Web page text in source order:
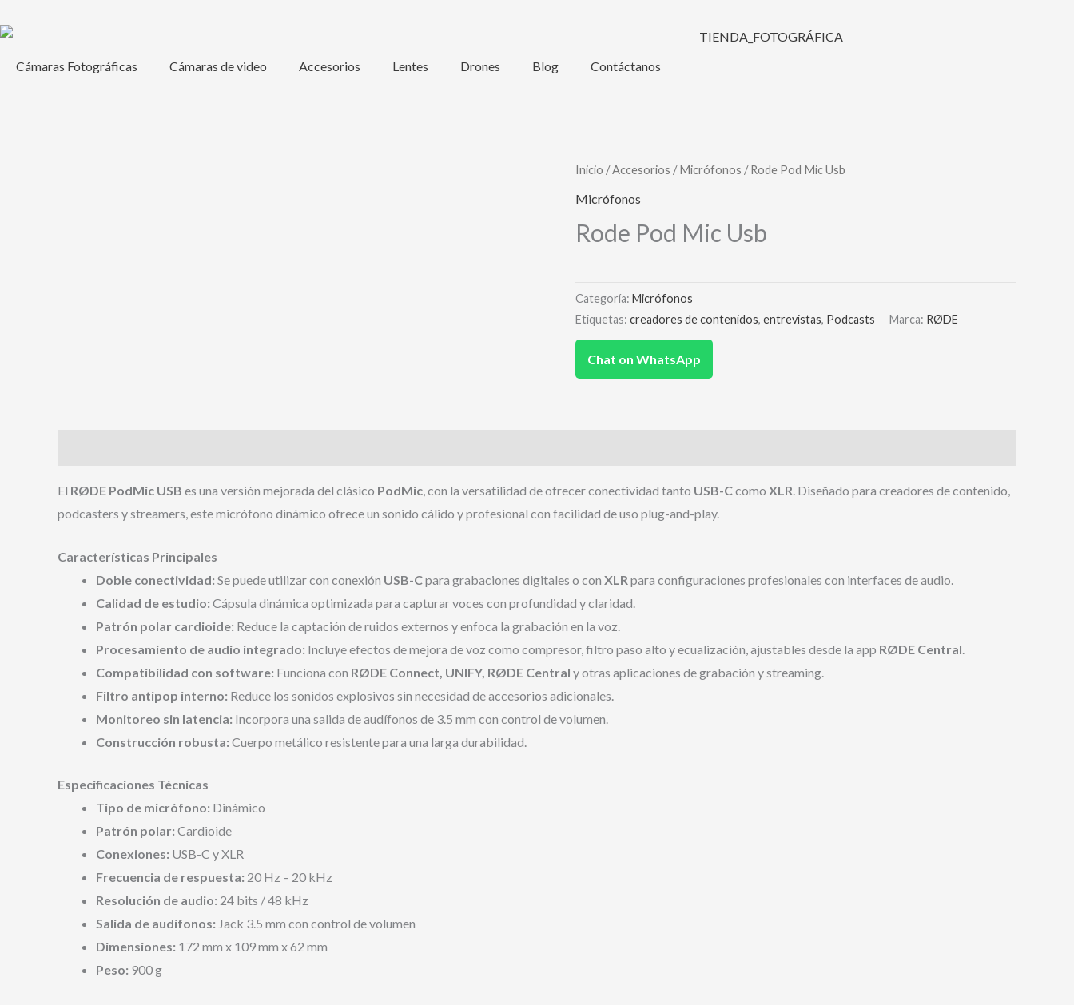
al
Cámaras Fotográficas Cámaras de video Accesorios Lentes Drones Blog Contáctanos
Inicio /Accesorios /Micrófonos / Rode Pod Mic Usb
Micrófonos
Rode Pod Mic Usb
Categoría: Micrófonos
Etiquetas: creadores de contenidos, entrevistas, Podcasts Marca: RØDE
Chat on WhatsApp
El RØDE PodMic USB es una versión mejorada del clásico PodMic, con la versatilidad de ofrecer conectividad tanto USB-Ccomo XLR. Diseñado para creadores de contenido,
podcasters y streamers, este micrófono dinámico ofrece un sonido cálido y profesional con facilidad de uso plug-and-play.
Características Principales
Doble conectividad: Se puede utilizar con conexión USB-Cpara grabaciones digitales o con XLR para configuraciones profesionales con interfaces de audio.
Calidad de estudio: Cápsula dinámica optimizada para capturar voces con profundidad y claridad.
Patrón polar cardioide: Reduce la captación de ruidos externos y enfoca la grabación en la voz.
Procesamiento de audio integrado: Incluye efectos de mejora de voz como compresor, filtro paso alto y ecualización, ajustables desde la app RØDE Central.
Compatibilidad con software: Funciona con RØDE Connect, UNIFY, RØDE Central y otras aplicaciones de grabación y streaming.
Filtro antipop interno: Reduce los sonidos explosivos sin necesidad de accesorios adicionales.
Monitoreo sin latencia: Incorpora una salida de audífonos de 3.5 mm con control de volumen.
Construcción robusta: Cuerpo metálico resistente para una larga durabilidad.
Especificaciones Técnicas
Tipo de micrófono: Dinámico
Patrón polar: Cardioide
Conexiones: USB-C y XLR
Frecuencia de respuesta: 20 Hz – 20 kHz
Resolución de audio: 24 bits / 48 kHz
Salida de audífonos: Jack 3.5 mm con control de volumen
Dimensiones: 172 mm x 109 mm x 62 mm
Peso: 900 g